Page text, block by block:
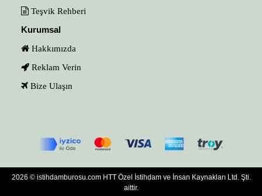
Teşvik Rehberi
Kurumsal
Hakkımızda
Reklam Verin
Bize Ulaşın
2026 © istihdamburosu.com HTT Özel İstihdam ve İnsan Kaynakları Ltd. Şti.
aittir.